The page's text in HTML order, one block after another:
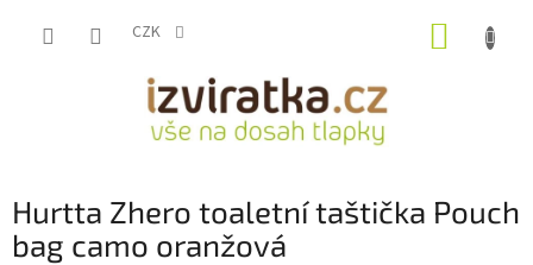
CZK
Hurtta Zhero toaletní taštička Pouch
bag camo oranžová